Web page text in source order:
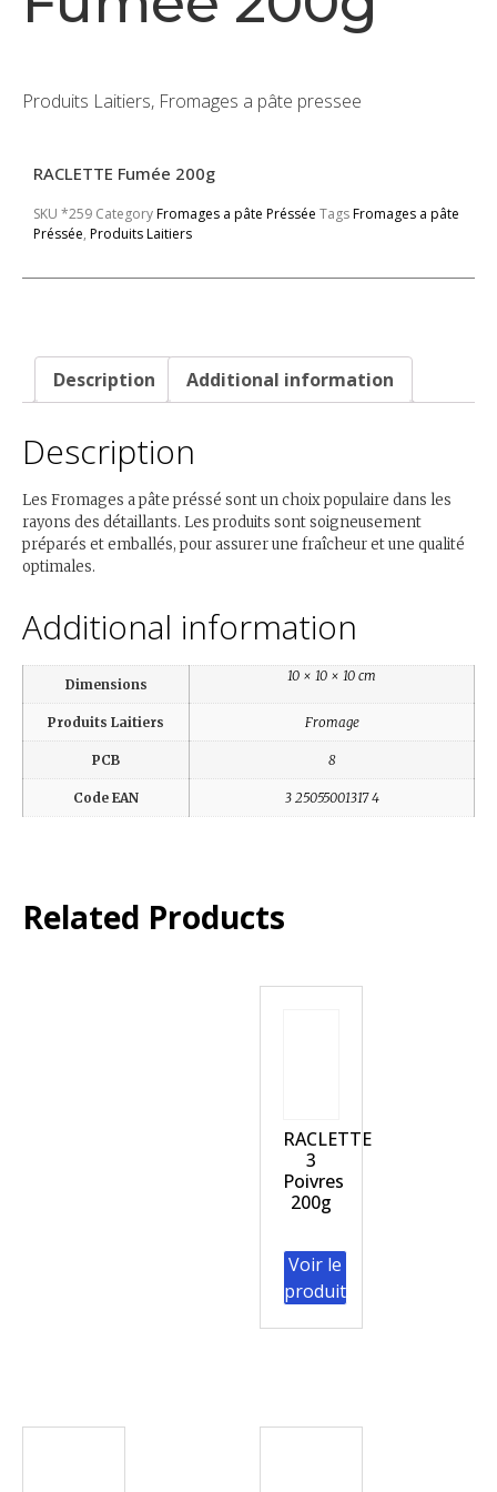
Produits Laitiers, Fromages a pâte pressee
RACLETTE Fumée 200g
SKU *259 CategoryFromages a pâte Préssée TagsFromages a pâte
Préssée, Produits Laitiers
Description Additional information
Description
Les Fromages a pâte préssé sont un choix populaire dans les
rayons des détaillants. Les produits sont soigneusement
préparés et emballés, pour assurer une fraîcheur et une qualité
optimales.
Additional information
Dimensions
10 × 10 × 10 cm
Produits Laitiers Fromage
PCB 8
Code EAN 3 25055001317 4
Related Products
RACLETTE
3
Poivres
200g
Voir le
produit